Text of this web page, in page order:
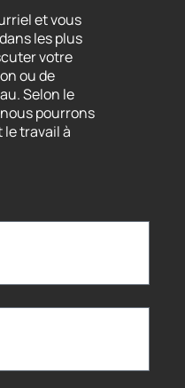
et vous
les plus
votre
ou de
Selon le
pourrons
le travail à